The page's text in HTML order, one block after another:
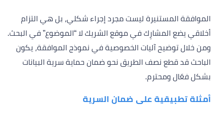
الموافقة المستنيرة ليست مجرد إجراء شكلي، بل هي التزام
أخلاقي يضع المشارِك في موقع الشريك لا “الموضوع” في البحث.
ومن خلال توضيح آليات الخصوصية في نموذج الموافقة، يكون
الباحث قد قطع نصف الطريق نحو ضمان حماية سرية البيانات
بشكل فعّال ومحترم.
أمثلة تطبيقية على ضمان السرية